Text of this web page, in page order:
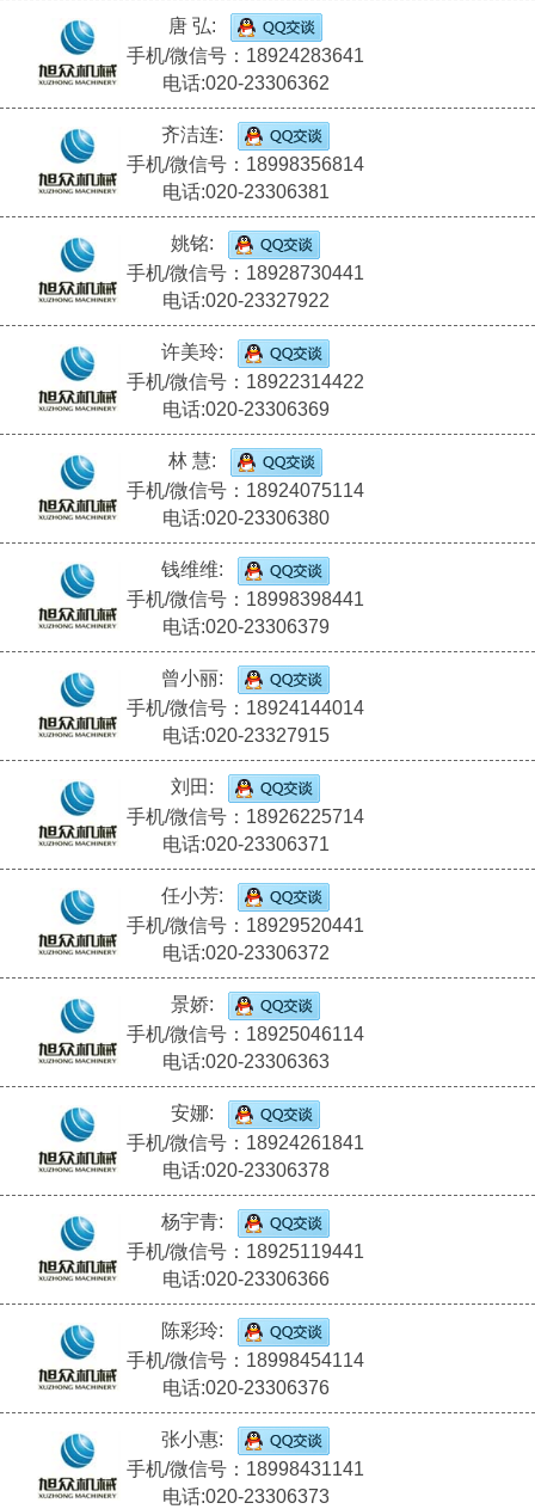
唐 弘:
手机/微信号：18924283641
电话:020-23306362
齐洁连:
手机/微信号：18998356814
电话:020-23306381
姚铭:
手机/微信号：18928730441
电话:020-23327922
许美玲:
手机/微信号：18922314422
电话:020-23306369
林 慧:
手机/微信号：18924075114
电话:020-23306380
钱维维:
手机/微信号：18998398441
电话:020-23306379
曾小丽:
手机/微信号：18924144014
电话:020-23327915
刘田:
手机/微信号：18926225714
电话:020-23306371
任小芳:
手机/微信号：18929520441
电话:020-23306372
景娇:
手机/微信号：18925046114
电话:020-23306363
安娜:
手机/微信号：18924261841
电话:020-23306378
杨宇青:
手机/微信号：18925119441
电话:020-23306366
陈彩玲:
手机/微信号：18998454114
电话:020-23306376
张小惠:
手机/微信号：18998431141
电话:020-23306373